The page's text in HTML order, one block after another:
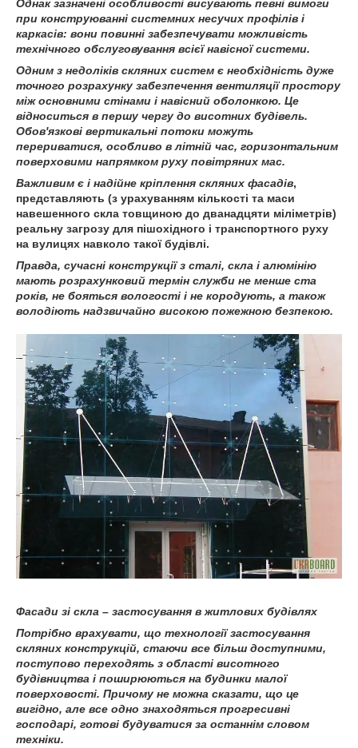
Однак зазначені особливості висувають певні вимоги
при конструюванні системних несучих профілів і
каркасів: вони повинні забезпечувати можливість
технічного обслуговування всієї навісної системи.
Одним з недоліків скляних систем є необхідність дуже
точного розрахунку забезпечення вентиляції простору
між основними стінами і навісний оболонкою. Це
відноситься в першу чергу до висотних будівель.
Обов'язкові вертикальні потоки можуть
перериватися, особливо в літній час, горизонтальним
поверховими напрямком руху повітряних мас.
Важливим є і надійне кріплення скляних фасадів,
представляють (з урахуванням кількості та маси
навешенного скла товщиною до дванадцяти міліметрів)
реальну загрозу для пішохідного і транспортного руху
на вулицях навколо такої будівлі.
Правда, сучасні конструкції з сталі, скла і алюмінію
мають розрахунковий термін служби не менше ста
років, не бояться вологості і не кородують, а також
володіють надзвичайно високою пожежною безпекою.
Фасади зі скла – застосування в житлових будівлях
Потрібно врахувати, що технології застосування
скляних конструкцій, стаючи все більш доступними,
поступово переходять з області висотного
будівництва і поширюються на будинки малої
поверховості. Причому не можна сказати, що це
вигідно, але все одно знаходяться прогресивні
господарі, готові будуватися за останнім словом
техніки.